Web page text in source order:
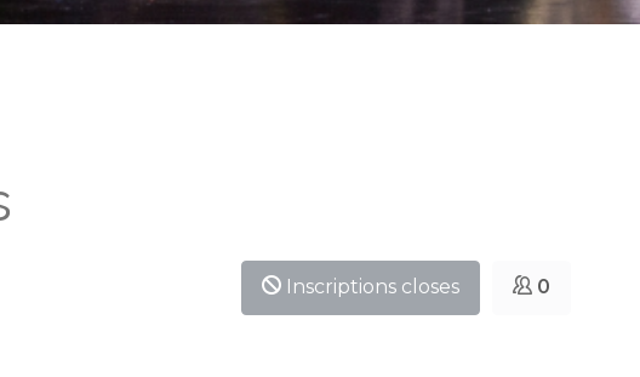
Inscriptions closes 0